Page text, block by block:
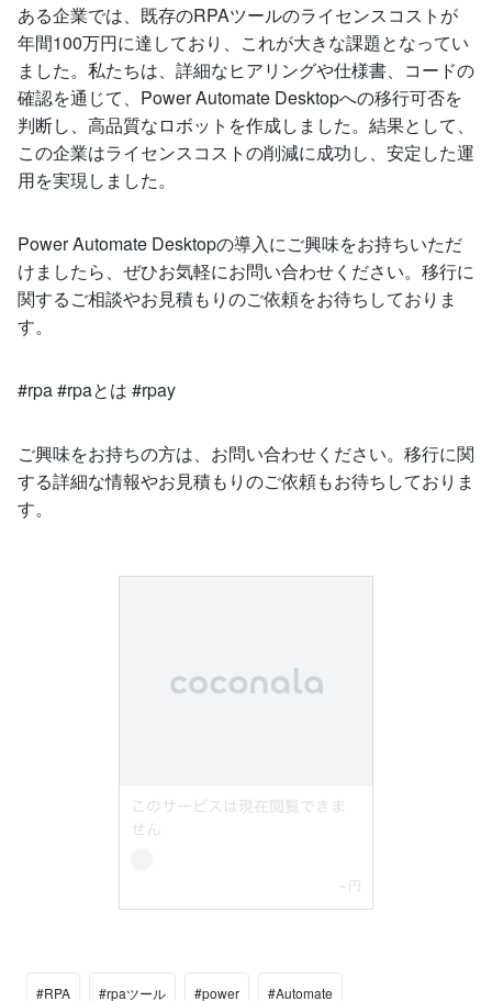
ある企業では、既存のRPAツールのライセンスコストが
年間100万円に達しており、これが大きな課題となってい
ました。私たちは、詳細なヒアリングや仕様書、コードの
確認を通じて、Power Automate Desktopへの移行可否を
判断し、高品質なロボットを作成しました。結果として、
この企業はライセンスコストの削減に成功し、安定した運
用を実現しました。
Power Automate Desktopの導入にご興味をお持ちいただ
けましたら、ぜひお気軽にお問い合わせください。移行に
関するご相談やお見積もりのご依頼をお待ちしておりま
す。
#rpa #rpaとは #rpay
ご興味をお持ちの方は、お問い合わせください。移行に関
する詳細な情報やお見積もりのご依頼もお待ちしておりま
す。
#RPA #rpaツール #power #Automate